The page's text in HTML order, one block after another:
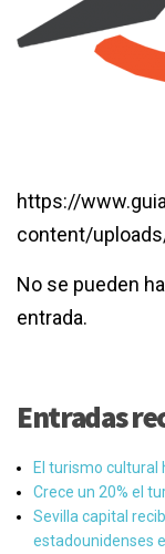
https://
content/
No se pueden
entrada.
Entradas
El turismo cultural
Crece un 20% el
Sevilla capital
estadounidenses